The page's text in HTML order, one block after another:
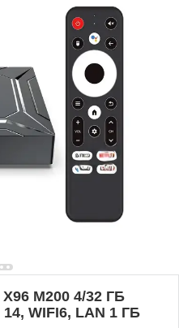
M200 4/32 ГБ
14, WIFI6, LAN 1 ГБ